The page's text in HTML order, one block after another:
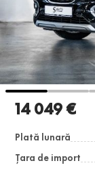
14 049 €
Plată lunară
Țara de import